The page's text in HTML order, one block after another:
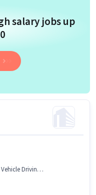
salary jobs up
Card, PAN Card